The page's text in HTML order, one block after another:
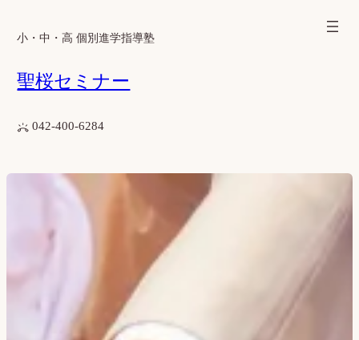
容
ス
小・中・高 個別進学指導塾
聖桜セミナー
042-400-6284